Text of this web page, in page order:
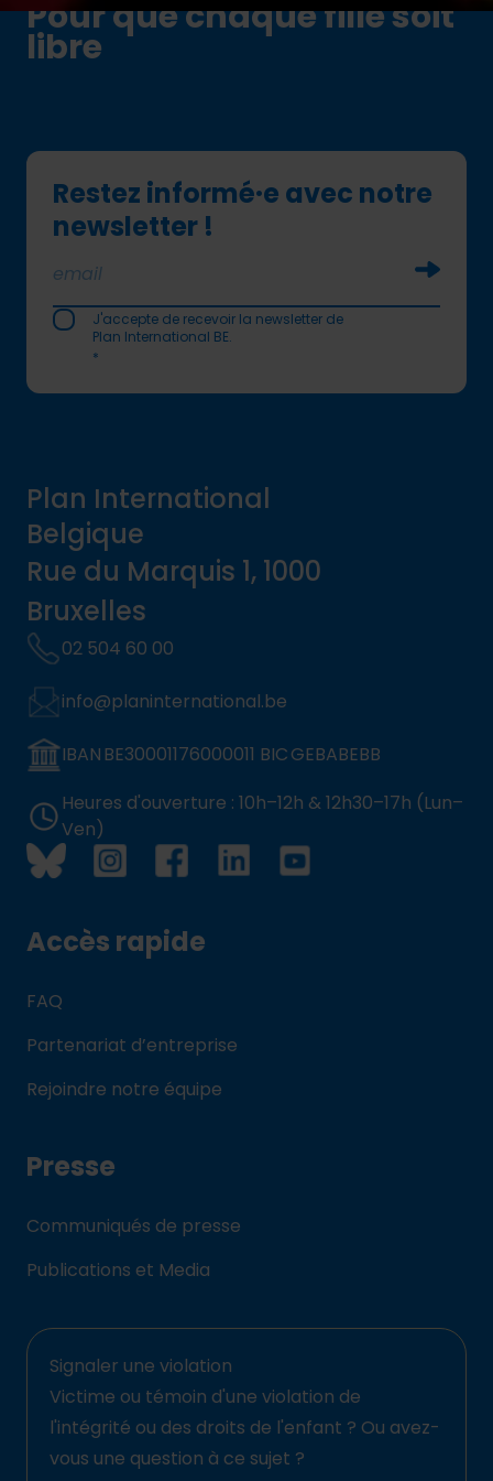
Pour que chaque fille soit
libre
Restez informé·e avec notre
newsletter !
J'accepte de recevoir la newsletter de
Plan International BE.
*
Plan International
Belgique
Rue du Marquis 1, 1000
Bruxelles
02 504 60 00
info@planinternational.be
IBAN BE30001176000011 BIC GEBABEBB
Heures d'ouverture : 10h–12h & 12h30–17h (Lun–
Ven)
Accès rapide
FAQ
Partenariat d’entreprise
Rejoindre notre équipe
Presse
Communiqués de presse
Publications et Media
Signaler une violation
Victime ou témoin d'une violation de
l'intégrité ou des droits de l'enfant ? Ou avez-
vous une question à ce sujet ?